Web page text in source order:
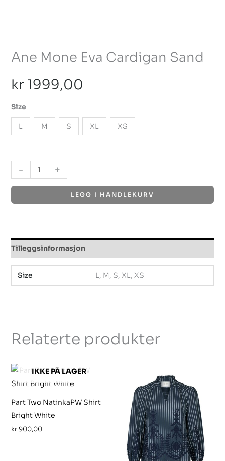
Ane Mone Eva Cardigan Sand
kr1999,00
Size
L M S XL XS
- +
LEGG I HANDLEKURV
Tilleggsinformasjon
Size L, M, S, XL, XS
Relaterte produkter
IKKE PÅ LAGER
Part Two NatinkaPW Shirt
Bright White
kr900,00